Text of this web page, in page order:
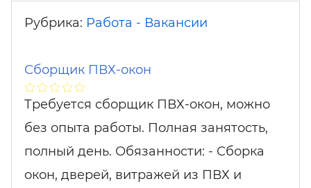
Рубрика: Работа - Вакансии
Сборщик ПВХ-окон
Требуется сборщик ПВХ-окон, можно
без опыта работы. Полная занятость,
полный день. Обязанности: - Сборка
окон, дверей, витражей из ПВХ и